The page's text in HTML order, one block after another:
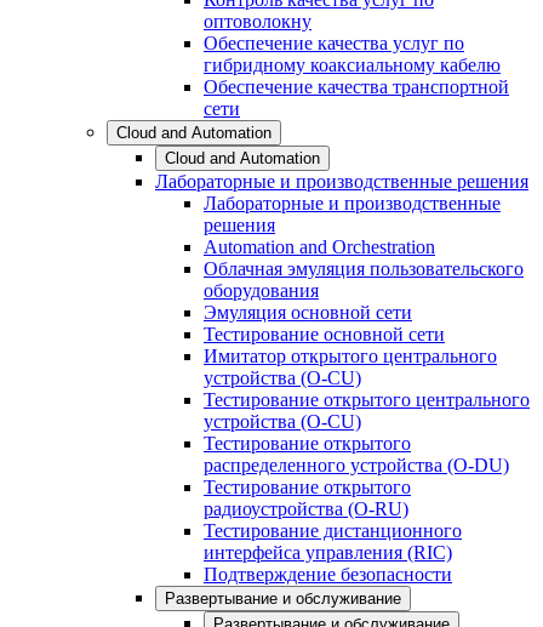
оптоволокну
Обеспечение качества услуг по
гибридному коаксиальному кабелю
Обеспечение качества транспортной
сети
Cloud and Automation
Cloud and Automation
Лабораторные и производственные решения
Лабораторные и производственные
решения
Automation and Orchestration
Облачная эмуляция пользовательского
оборудования
Эмуляция основной сети
Тестирование основной сети
Имитатор открытого центрального
устройства (O-CU)
Тестирование открытого центрального
устройства (O-CU)
Тестирование открытого
распределенного устройства (O-DU)
Тестирование открытого
радиоустройства (O-RU)
Тестирование дистанционного
интерфейса управления (RIC)
Подтверждение безопасности
Развертывание и обслуживание